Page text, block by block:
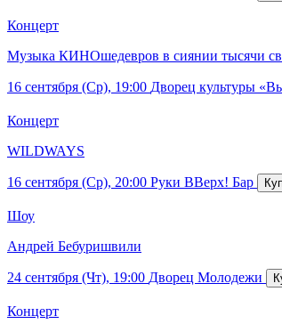
Концерт
Музыка КИНОшедевров в сиянии тысячи
16 сентября (Ср), 19:00 Дворец культуры
Концерт
WILDWAYS
16 сентября (Ср), 20:00 Руки ВВерх! Бар
Шоу
Андрей Бебуришвили
24 сентября (Чт), 19:00 Дворец Молодежи
Концерт